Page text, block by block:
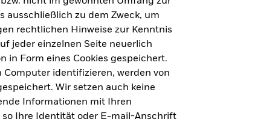
für Europa herunterladen
ausschließlich zu dem Zweck, um
rechtlichen Hinweise zur Kenntnis
jeder einzelnen Seite neuerlich
in Form eines Cookies gespeichert.
Computer identifizieren, werden von
Wir setzen auch keine
Informationen mit Ihren
Ihre Identität oder E-mail-Anschrift